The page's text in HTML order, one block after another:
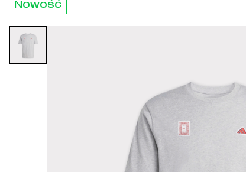
Nowość